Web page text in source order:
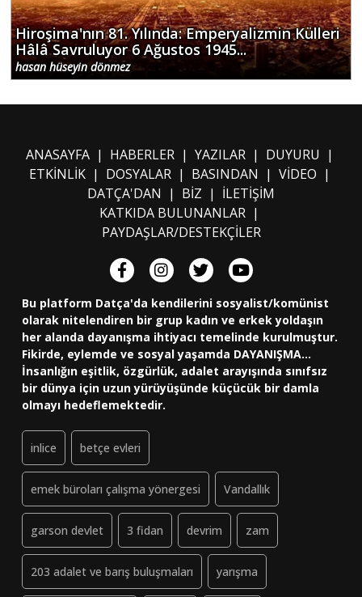
Hiroşima'nın 81. Yılında: Emperyalizmin Külleri
Hâlâ Savruluyor 6 Ağustos 1945...
hasan hüseyin dönmez
ANASAYFA| HABERLER| YAZILAR| DUYURU |
ETKİNLİK| DOSYALAR| BASINDAN | VİDEO |
DATÇA'DAN | BİZ | İLETİŞİM
KATKIDA BULUNANLAR |
PAYDAŞLAR/DESTEKÇİLER
Bu platform Datça'da kendilerini sosyalist/komünist
olarak nitelendiren bir grup kadın ve erkek yoldaşın
her alanda dayanışma ihtiyacı temelinde kurulmuştur.
Fikirde, eylemde ve sosyal yaşamda DAYANIŞMA...
İnsanlığın eşitlik, özgürlük, adalet arayışında sınıfsız
bir dünya için uzun yürüyüşünde küçücük bir damla
olmayı hedeflemektedir.
inlice betçe evleri
emek büroları çalışma yönergesi Vandallık
garson devlet 3 fidan devrim zam
203 adalet ve barış buluşmaları yarışma